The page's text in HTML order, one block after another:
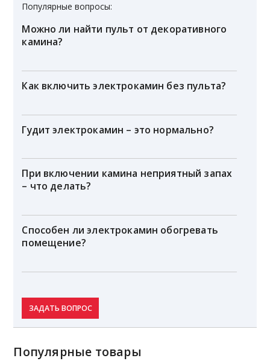
Популярные вопросы:
Можно ли найти пульт от декоративного
камина?
Как включить электрокамин без пульта?
Гудит электрокамин – это нормально?
При включении камина неприятный запах
– что делать?
Способен ли электрокамин обогревать
помещение?
ЗАДАТЬ ВОПРОС
Популярные товары